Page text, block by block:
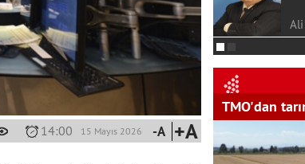
15 Mayıs 2026
14:00 -A +A
Ali
TMO'dan